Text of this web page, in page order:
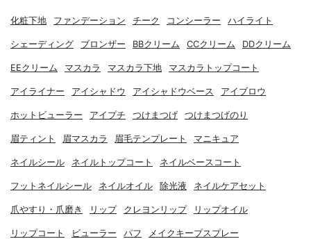
化粧下地 ファンデーション チーク コンシーラー ハイライト
シェーディング ブロンザー BBクリーム CCクリーム DDクリーム
EEクリーム マスカラ マスカラ下地 マスカラトップコート
アイライナー アイシャドウ アイシャドウベース アイブロウ
ホットビューラー アイプチ つけまつげ つけまつげのり
眉ティント 眉マスカラ 眉毛テンプレート マニキュア
ネイルシール ネイルトップコート ネイルベースコート
フットネイルシール ネイルオイル 除光液 ネイルケアセット
爪やすり・爪磨き リップ クレヨンリップ リップオイル
リップコート ビューラー パフ メイクキープスプレー